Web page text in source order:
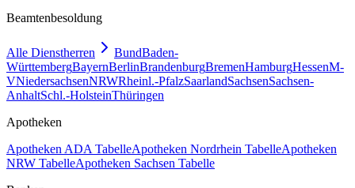
Beamtenbesoldung
Alle Dienstherren BundBaden-
WürttembergBayernBerlinBrandenburgBremenHamburgHessenM-
VNiedersachsenNRWRheinl.-PfalzSaarlandSachsenSachsen-
AnhaltSchl.-HolsteinThüringen
Apotheken
Apotheken ADA TabelleApotheken Nordrhein TabelleApotheken
NRW TabelleApotheken Sachsen Tabelle